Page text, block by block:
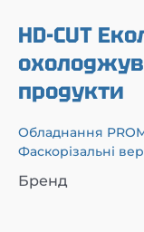
HD-CUT
продукти
Обладнання
Фаскорізальні
Бренд